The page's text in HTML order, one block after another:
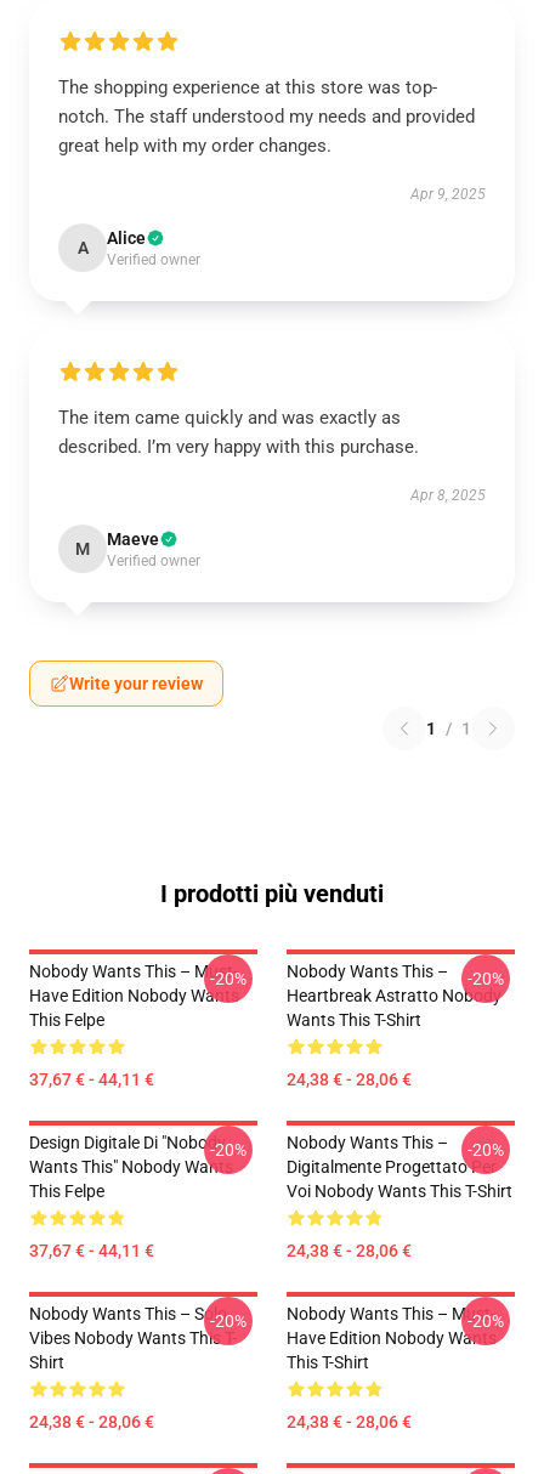
The shopping experience at this store was top-
notch. The staff understood my needs and provided
great help with my order changes.
Apr 9, 2025
A Alice
Verified owner
The item came quickly and was exactly as
described. I’m very happy with this purchase.
Apr 8, 2025
M Maeve
Verified owner
Write your review
1 / 1
I prodotti più venduti
Nobody Wants This – Must-
Have Edition Nobody Wants
This Felpe
37,67 € - 44,11 €
-20%
Nobody Wants This –
Heartbreak Astratto Nobody
Wants This T-Shirt
24,38 € - 28,06 €
-20%
Design Digitale Di "Nobody
Wants This" Nobody Wants
This Felpe
37,67 € - 44,11 €
-20%
Nobody Wants This –
Digitalmente Progettato Per
Voi Nobody Wants This T-Shirt
24,38 € - 28,06 €
-20%
Nobody Wants This – Solo
Vibes Nobody Wants This T-
Shirt
24,38 € - 28,06 €
-20%
Nobody Wants This – Must-
Have Edition Nobody Wants
This T-Shirt
24,38 € - 28,06 €
-20%